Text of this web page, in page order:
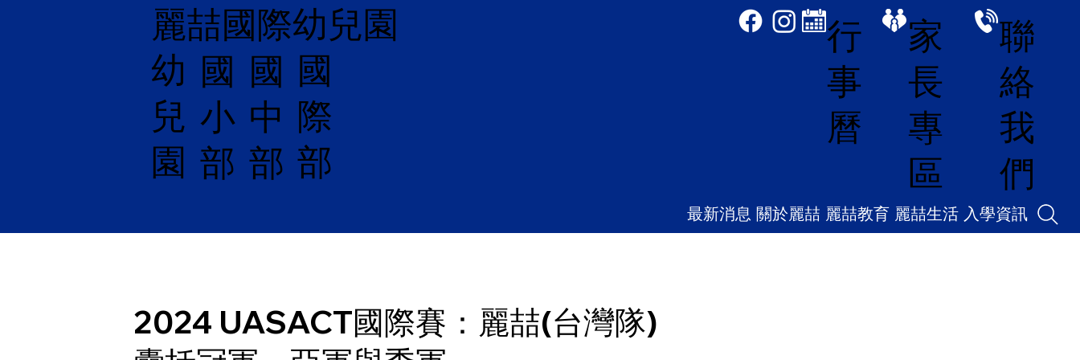
麗喆國際幼兒園
幼
兒
園
​國
小
部
國
中
部
國
際
部
行
事
曆
家
長
專
區
聯
絡
我
們
最新消息 關於麗喆 麗喆教育 麗喆生活 入學資訊
2024 UASACT國際賽：麗喆(台灣隊)